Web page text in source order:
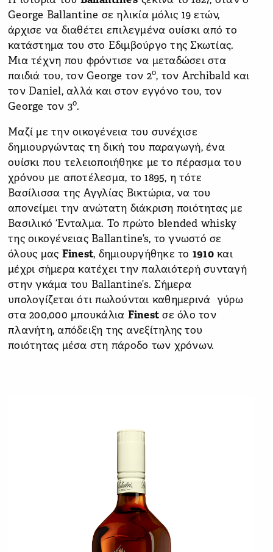
George Ballantine σε ηλικία μόλις 19 ετών,
άρχισε να διαθέτει επιλεγμένα ουίσκι από το
κατάστημα του στο Εδιμβούργο της Σκωτίας.
Μια τέχνη που φρόντισε να μεταδώσει στα
παιδιά του, τον George τoν 2ο, τον Archibald και
τον Daniel, αλλά και στον εγγόνο του, τον
George τον 3ο.
Μαζί με την οικογένεια του συνέχισε
δημιουργώντας τη δική του παραγωγή, ένα
ουίσκι που τελειοποιήθηκε με το πέρασμα του
χρόνου με αποτέλεσμα, το 1895, η τότε
Βασίλισσα της Αγγλίας Βικτώρια, να του
απονείμει την ανώτατη διάκριση ποιότητας με
Βασιλικό Ένταλμα. Το πρώτο blended whisky
της οικογένειας Ballantine’s, το γνωστό σε
όλους μας Finest, δημιουργήθηκε το 1910και
μέχρι σήμερα κατέχει την παλαιότερή συνταγή
στην γκάμα του Ballantine’s. Σήμερα
υπολογίζεται ότι πωλούνται καθημερινά γύρω
στα 200,000 μπουκάλια Finest σε όλο τον
πλανήτη, απόδειξη της ανεξίτηλης του
ποιότητας μέσα στη πάροδο των χρόνων.